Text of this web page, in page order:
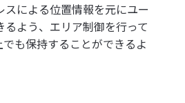
による位置情報を元にユー
よう、エリア制御を行って
も保持することができるよ